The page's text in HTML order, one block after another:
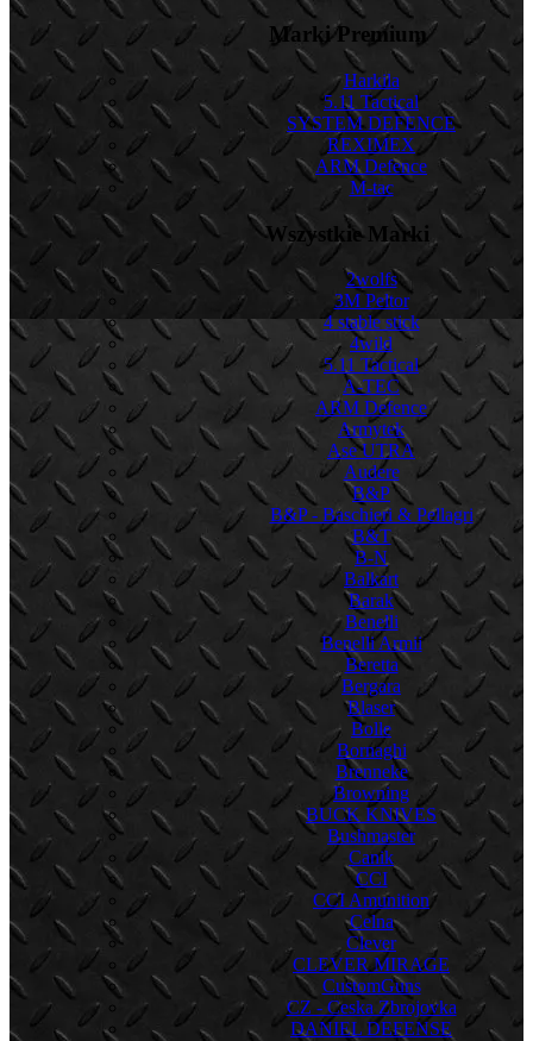
Marki Premium
Harkila
5.11 Tactical
SYSTEM DEFENCE
REXIMEX
ARM Defence
M-tac
Wszystkie Marki
2wolfs
3M Peltor
4 stable stick
4wild
5.11 Tactical
A-TEC
ARM Defence
Armytek
Ase UTRA
Audere
B&P
B&P - Baschieri & Pellagri
B&T
B-N
Balkart
Barak
Benelli
Benelli Armii
Beretta
Bergara
Blaser
Bolle
Bornaghi
Brenneke
Browning
BUCK KNIVES
Bushmaster
Canik
CCI
CCI Amunition
Celna
Clever
CLEVER MIRAGE
CustomGuns
CZ - Ceska Zbrojovka
DANIEL DEFENSE